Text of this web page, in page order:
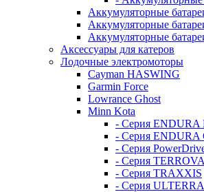
Аккумуляторные
Аккумуляторные
Аккумуляторные
Аксессуары для катеров
Лодочные электромоторы
Cayman HASWING
Garmin Force
Lowrance Ghost
Minn Kota
- Серия ENDURA
- Серия ENDURA
- Серия
- Серия TERROVA
- Серия TRAXXIS
- Серия ULTERRA